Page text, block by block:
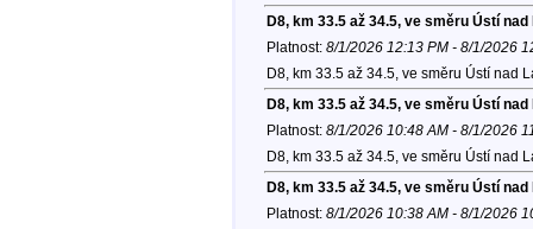
D8, km 33.5 až 34.5, ve směru Ústí nad
Platnost: 8/1/2026 12:13 PM - 8/1/2026
D8, km 33.5 až 34.5, ve směru Ústí nad
D8, km 33.5 až 34.5, ve směru Ústí nad
Platnost: 8/1/2026 10:48 AM - 8/1/2026
D8, km 33.5 až 34.5, ve směru Ústí nad
D8, km 33.5 až 34.5, ve směru Ústí nad
Platnost: 8/1/2026 10:38 AM - 8/1/2026